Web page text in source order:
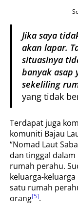
Jika saya
akan lapar.
situasinya
banyak asap
sekeliling
yang tidak
Terdapat juga
komuniti Bajau
“Nomad Laut
dan tinggal
rumah perahu.
keluarga-
satu rumah
orang[5].